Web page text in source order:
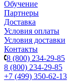
Обучение
Партнеры
Доставка
Условия оплаты
Условия доставки
Контакты
8 (800) 234-29-85
8 (800) 234-29-85
+7 (499) 350-62-13